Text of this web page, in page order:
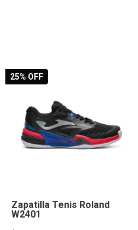
25% OFF
Zapatilla Tenis Roland
W2401